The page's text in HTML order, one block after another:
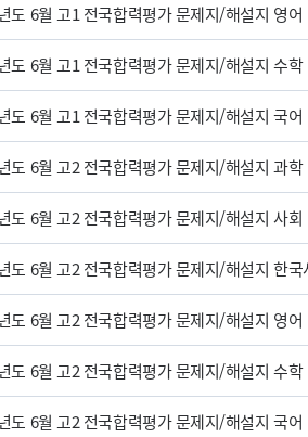
도 6월 고1 전국합력평가 문제지/해설지 영어
도 6월 고1 전국합력평가 문제지/해설지 수학
도 6월 고1 전국합력평가 문제지/해설지 국어
도 6월 고2 전국합력평가 문제지/해설지 과학
도 6월 고2 전국합력평가 문제지/해설지 사회
도 6월 고2 전국합력평가 문제지/해설지 한국
도 6월 고2 전국합력평가 문제지/해설지 영어
도 6월 고2 전국합력평가 문제지/해설지 수학
도 6월 고2 전국합력평가 문제지/해설지 국어